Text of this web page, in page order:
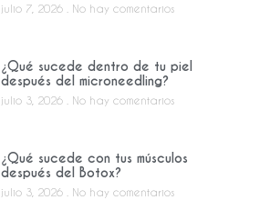
julio 7, 2026 No hay comentarios
¿Qué sucede dentro de tu piel
después del microneedling?
julio 3, 2026 No hay comentarios
¿Qué sucede con tus músculos
después del Botox?
julio 3, 2026 No hay comentarios